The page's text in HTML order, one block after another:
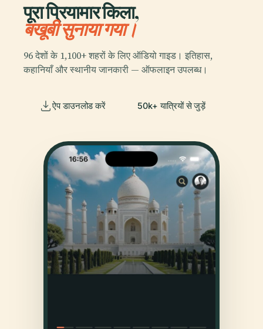
पूरा प्रियामार किला,
बखूबी सुनाया गया।
96 देशों के 1,100+ शहरों के लिए ऑडियो गाइड। इतिहास,
कहानियाँ और स्थानीय जानकारी — ऑफलाइन उपलब्ध।
ऐप डाउनलोड करें 50k+ यात्रियों से जुड़ें